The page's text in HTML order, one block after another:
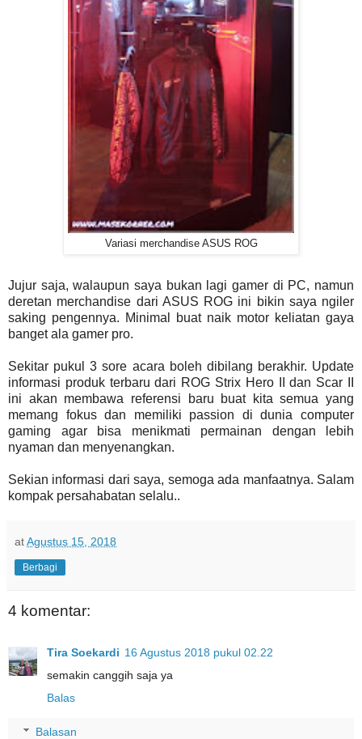
Variasi merchandise ASUS ROG
Jujur saja, walaupun saya bukan lagi gamer di PC, namun
deretan merchandise dari ASUS ROG ini bikin saya ngiler
saking pengennya. Minimal buat naik motor keliatan gaya
banget ala gamer pro.
Sekitar pukul 3 sore acara boleh dibilang berakhir. Update
informasi produk terbaru dari ROG Strix Hero II dan Scar II
ini akan membawa referensi baru buat kita semua yang
memang fokus dan memiliki passion di dunia computer
gaming agar bisa menikmati permainan dengan lebih
nyaman dan menyenangkan.
Sekian informasi dari saya, semoga ada manfaatnya. Salam
kompak persahabatan selalu..
atAgustus 15, 2018
Berbagi
4 komentar:
Tira Soekardi 16 Agustus 2018 pukul 02.22
semakin canggih saja ya
Balas
Balasan